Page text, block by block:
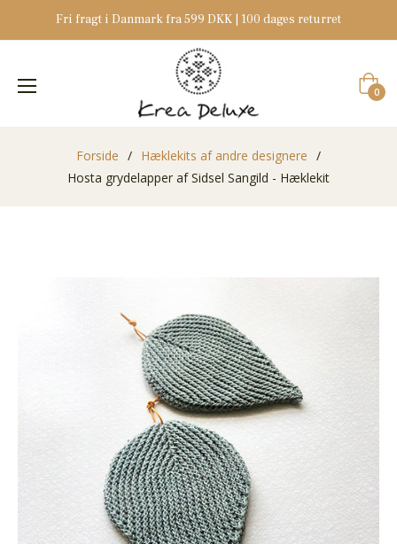
Fri fragt i Danmark fra 599 DKK | 100 dages returret
0
Forside / Hæklekits af andre designere /
Hosta grydelapper af Sidsel Sangild - Hæklekit